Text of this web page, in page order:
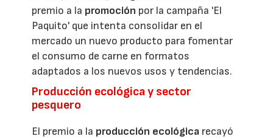
premio a la promoción por la campaña 'El
Paquito' que intenta consolidar en el
mercado un nuevo producto para fomentar
el consumo de carne en formatos
adaptados a los nuevos usos y tendencias.
Producción ecológica y sector
pesquero
El premio a la producción ecológica recayó